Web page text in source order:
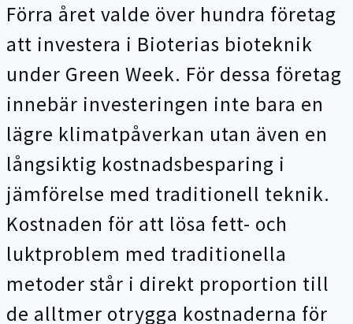
Förra året valde över hundra företag
att investera i Bioterias bioteknik
under Green Week. För dessa företag
innebär investeringen inte bara en
lägre klimatpåverkan utan även en
långsiktig kostnadsbesparing i
jämförelse med traditionell teknik.
Kostnaden för att lösa fett- och
luktproblem med traditionella
metoder står i direkt proportion till
de alltmer otrygga kostnaderna för